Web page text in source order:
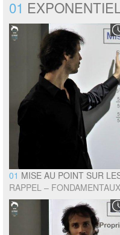
01
01 MISE AU POINT SUR
RAPPEL –